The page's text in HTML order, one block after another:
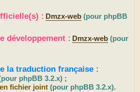
: Dmzx-web (pour phpBB
développement : Dmzx-web (pour
la traduction française :
phpBB 3.2.x) ;
fichier joint(pour phpBB 3.2.x).